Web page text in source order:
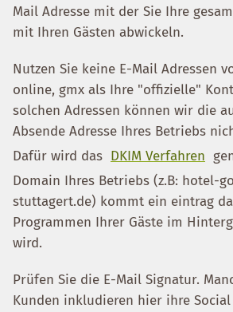
Mail Adresse mit der Sie Ihre
mit Ihren Gästen abwickeln.
Nutzen Sie keine E-Mail Adressen
online, gmx als Ihre "offizielle"
solchen Adressen können wir die
Absende Adresse Ihres Betriebs
Dafür wird das DKIM Verfahren
Domain Ihres Betriebs (z.B: hotel-
stuttagert.de) kommt ein eintrag
Programmen Ihrer Gäste im
wird.
Prüfen Sie die E-Mail Signatur.
Kunden inkludieren hier ihre Social